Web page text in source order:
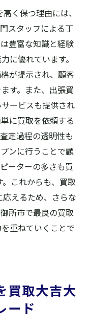
く保つ理由には、
スタッフによる丁
豊富な知識と経験
に優れています。
が提示され、顧客
す。また、出張買
ービスも提供され
に買取を依頼する
定過程の透明性も
ンに行うことで顧
ーターの多さも買
これからも、買取
えるため、さらな
所市で最良の買取
重ねていくことで
買取大吉大
ード